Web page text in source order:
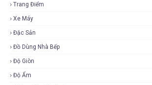
Trang Điểm
Xe Máy
Đặc Sản
Đồ Dùng Nhà Bếp
Độ Giòn
Độ Ẩm